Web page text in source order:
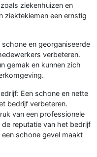
ziekenhuizen en
ziektekiemen een ernstig
en georganiseerde
verbeteren.
gemak en kunnen zich
Een schone en nette
bedrijf verbeteren.
van een professionele
reputatie van het bedrijf
schone gevel maakt